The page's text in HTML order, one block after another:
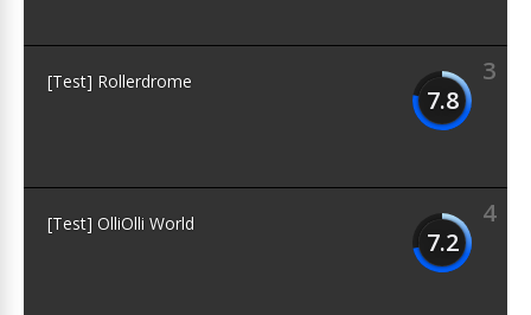
3
7.8
[Test] Rollerdrome
4
7.2
[Test] OlliOlli World